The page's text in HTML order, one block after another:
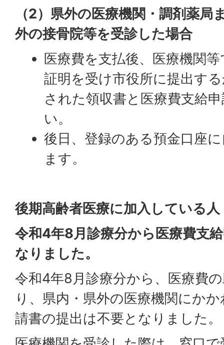
（2）県外の医療機関・調剤薬局
外の接骨院等を受診した場合
医療費を支払後、医療機関
証明を受け市役所に提出す
された領収書と医療費支給
い。
後日、登録のある預金口座
ます。
後期高齢者医療に加入している人
令和4年8月診療分から医療費支
なりました。
令和4年8月診療分から、医療費
り、県内・県外の医療機関にか
請書の提出は不要となりました。